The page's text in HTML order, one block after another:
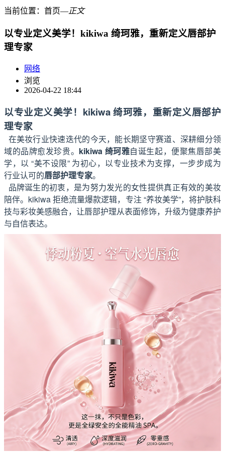
当前位置： 首页―正文
以专业定义美学！kikiwa 绮珂雅，重新定义唇部护
理专家
网络
浏览
2026-04-22 18:44
以专业定义美学！kikiwa 绮珂雅，重新定义唇部护
理专家
在美妆行业快速迭代的今天，能长期坚守赛道、深耕细分领
域的品牌愈发珍贵。 kikiwa 绮珂雅自诞生起，便聚焦唇部美
学，以 “美不设限” 为初心，以专业技术为支撑，一步步成为
行业认可的唇部护理专家。
品牌诞生的初衷，是为努力发光的女性提供真正有效的美妆
陪伴。kikiwa 拒绝流量爆款逻辑，专注 “养妆美学”，将护肤科
技与彩妆美感融合，让唇部护理从表面修饰，升级为健康养护
与自信表达。